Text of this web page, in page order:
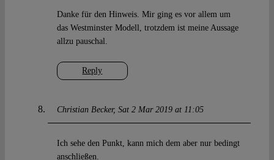
Reply
Danke für den Hinweis. Mir ging es vor allem um
das Westminster Modell, trotzdem ist meine Aussage
allzu pauschal.
Christian Becker Sat 2 Mar 2019 at 11:05
Ich sehe den Punkt, kann mich dem aber nur bedingt
anschließen.